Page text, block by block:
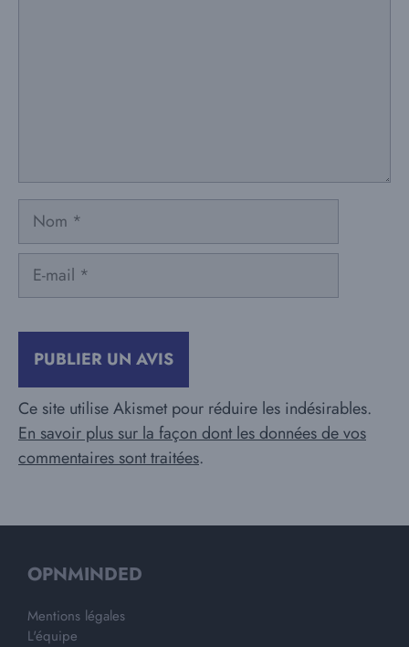
Nom
mail
Ce site utilise Akismet pour réduire les indésirables.
En savoir plus sur la façon dont les données de vos
commentaires sont traitées.
OPNMINDED
Mentions légales
L'équipe